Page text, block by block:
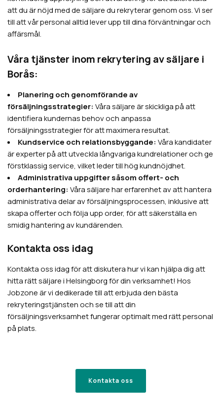
att du är nöjd med de säljare du rekryterar genom oss. Vi ser
till att vår personal alltid lever upp till dina förväntningar och
affärsmål.
Våra tjänster inom rekrytering av säljare i
Borås:
Planering och genomförande av
försäljningsstrategier: Våra säljare är skickliga på att
identifiera kundernas behov och anpassa
försäljningsstrategier för att maximera resultat.
Kundservice och relationsbyggande: Våra kandidater
är experter på att utveckla långvariga kundrelationer och ge
förstklassig service, vilket leder till hög kundnöjdhet.
Administrativa uppgifter såsom offert- och
orderhantering: Våra säljare har erfarenhet av att hantera
administrativa delar av försäljningsprocessen, inklusive att
skapa offerter och följa upp order, för att säkerställa en
smidig hantering av kundärenden.
Kontakta oss idag
Kontakta oss idag för att diskutera hur vi kan hjälpa dig att
hitta rätt säljare i Helsingborg för din verksamhet! Hos
Jobzone är vi dedikerade till att erbjuda den bästa
rekryteringstjänsten och se till att din
försäljningsverksamhet fungerar optimalt med rätt personal
på plats.
Kontakta oss